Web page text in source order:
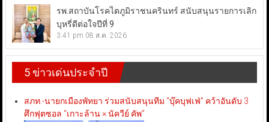
รพ.สถาบันโรคไตภูมิราชนครินทร์ สนับสนุนรายการเลิก
บุหรี่ดีต่อใจปีที่ 9
3:41 pm 08 ส.ค. 2026
5 ข่าวเด่นประจำปี
สภท.-นายกเมืองพัทยา ร่วมสนับสนุนทีม “บุ๊คบุฟเฟ่” คว้าอันดับ 3
ศึกฟุตซอล “เกาะล้าน × นัควีย์ คัพ”